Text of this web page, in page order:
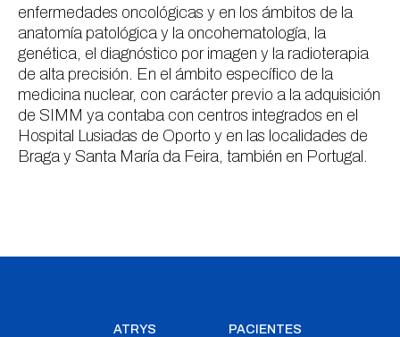
enfermedades oncológicas y en los ámbitos de la
anatomía patológica y la oncohematología, la
genética, el diagnóstico por imagen y la radioterapia
de alta precisión. En el ámbito específico de la
medicina nuclear, con carácter previo a la adquisición
de SIMM ya contaba con centros integrados en el
Hospital Lusiadas de Oporto y en las localidades de
Braga y Santa María da Feira, también en Portugal.
ATRYS PACIENTES